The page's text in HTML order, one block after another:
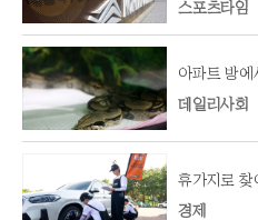
스포츠타임
아파트 방
데일리사회
휴가지로 찾
경제